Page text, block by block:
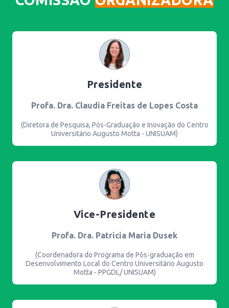
Presidente
Profa. Dra. Claudia Freitas de Lopes Costa
(Diretora de Pesquisa, Pós-Graduação e Inovação do Centro
Universitário Augusto Motta - UNISUAM)
Vice-Presidente
Profa. Dra. Patricia Maria Dusek
(Coordenadora do Programa de Pós-graduação em
Desenvolvimento Local do Centro Universitário Augusto
Motta - PPGDL/ UNISUAM)